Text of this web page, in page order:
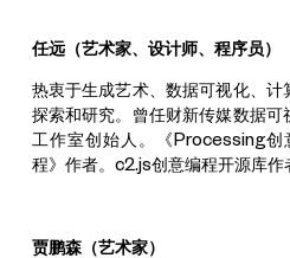
任远（艺术家、设计师、程序员）
热衷于生成艺术、数据可视化、
探索和研究。曾任财新传媒数据
工作室创始人。《Processing
程》作者。c2.js创意编程开源库作
贾鹏森（艺术家）